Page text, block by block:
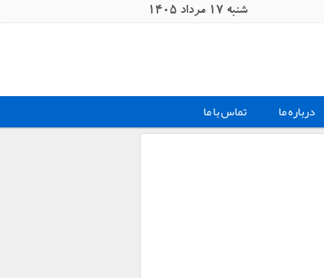
شنبه 17 مرداد 1405
درباره ما تماس با ما